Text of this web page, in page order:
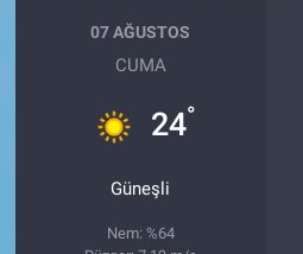
07 AĞUSTOS
CUMA
24°
Güneşli
Nem: %64